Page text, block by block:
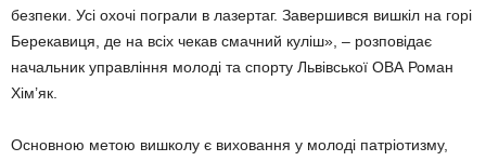
безпеки. Усі охочі пограли в лазертаг. Завершився вишкіл на горі
Берекавиця, де на всіх чекав смачний куліш», – розповідає
начальник управління молоді та спорту Львівської ОВА Роман
Хім’як.
Основною метою вишколу є виховання у молоді патріотизму,